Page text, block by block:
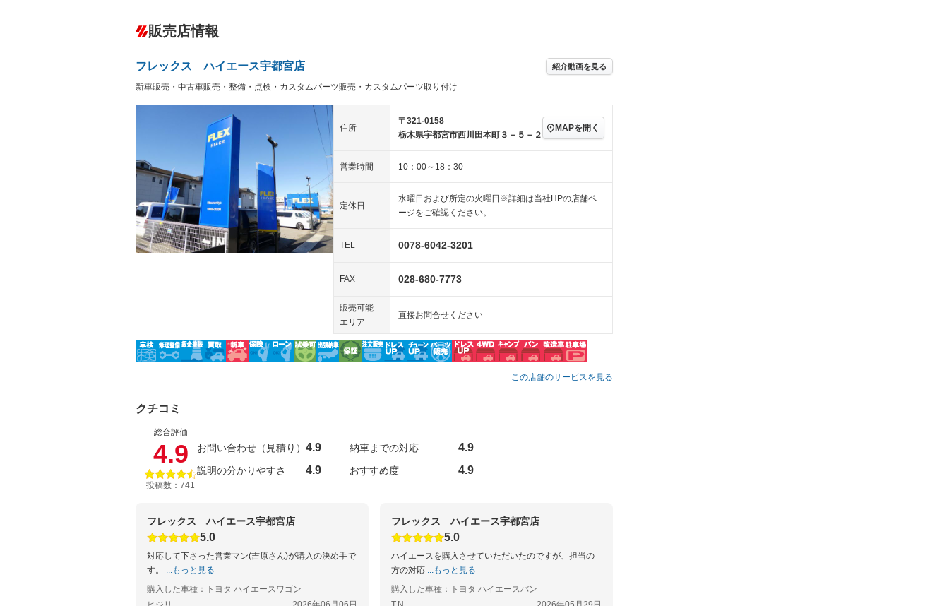
－ ダウンヒルアシストコントロール
Bluetooth接続 － 100V電源 センターデフロック
装備略号／用語解説
オーディオ：CDまたはCDチェンジャー／ミュージック
プレイヤー接続可／ミュージックサーバー
－
ー
－ 革シート キーレス
LEDヘッドランプ － HID(キセノンライト) － ポータブルナビ
スマートキー ローダウン
ランフラットタイヤ － パワーシート 3列シート ベンチシート
－ フルフラットシート － チップアップシート オットマン
シートヒーター － ウォークスルー 後席モニター － 電動リアゲート
フロントカメラ シートエアコン 全周囲カメラ
－ ルーフレール － エアサスペンション
販売店情報
フレックス ハイエース宇都宮店 紹介動画を見る
新車販売・中古車販売・整備・点検・カスタムパーツ販売・カスタムパーツ取り付け
住所
〒321-0158
栃木県宇都宮市西川田本町３－５－２
MAPを開く
営業時間 10：00～18：30
定休日
水曜日および所定の火曜日※詳細は当社HPの店舗ペ
ージをご確認ください。
TEL 0078-6042-3201
FAX 028-680-7773
販売可能
エリア
直接お問合せください
この店舗のサービスを見る
クチコミ
総合評価
4.9
投稿数：741
お問い合わせ（見積り） 4.9 納車までの対応 4.9
説明の分かりやすさ 4.9 おすすめ度 4.9
フレックス ハイエース宇都宮店
5.0
対応して下さった営業マン(吉原さん)が購入の決め手で
す。
...もっと見る
購入した車種：トヨタ ハイエースワゴン
フレックス ハイエース宇都宮店
5.0
ハイエースを購入させていただいたのですが、担当の
方の対応 ...もっと見る
購入した車種：トヨタ ハイエースバン